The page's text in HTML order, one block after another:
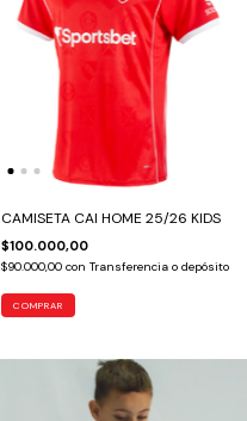
CAMISETA CAI HOME 25/26 KIDS
$100.000,00
$90.000,00 con Transferencia o depósito
COMPRAR